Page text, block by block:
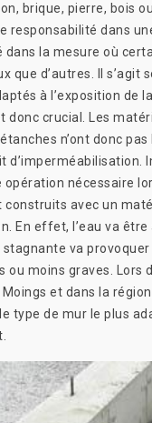
brique, pierre, bois
responsabilité dans
la mesure où
que d’autres. Il s’agit
à l’exposition de
donc crucial. Les
n’ont donc pas
d’imperméabilisation.
nécessaire
construits avec un
En effet, l’eau va être
va
ou moins graves. Lors
et dans la
type de mur le plus